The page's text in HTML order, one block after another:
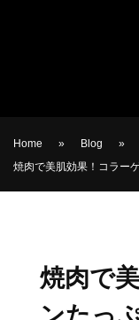
Home » Blog
»
焼肉で美肌効果！コラー
焼肉で